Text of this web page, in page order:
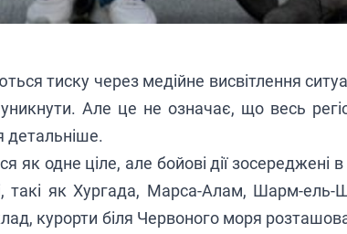
тиску через медійне висвітлення
Але це не означає, що весь
детальніше.
як одне ціле, але бойові дії зосереджені в
такі як Хургада, Марса-Алам, Шарм-ель-
курорти біля Червоного моря